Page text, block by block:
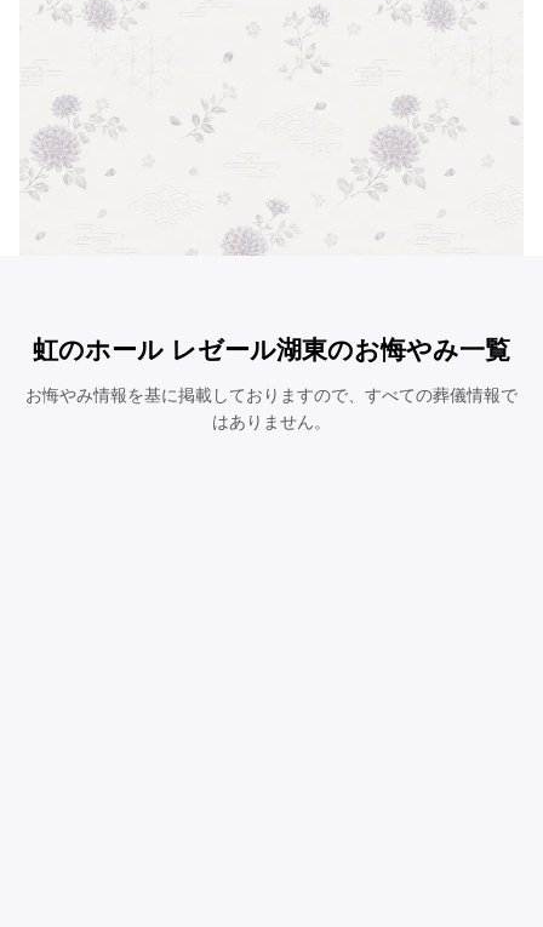
虹のホール レゼール湖東のお悔やみ一覧
お悔やみ情報を基に掲載しておりますので、すべての葬儀情報で
はありません。